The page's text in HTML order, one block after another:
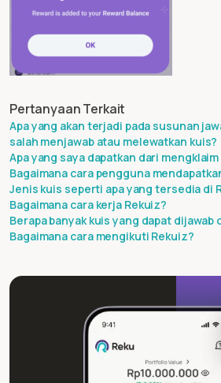
Pertanyaan Terkait
Apa yang akan terjadi pada susunan
salah menjawab atau melewatkan kuis?
Apa yang saya dapatkan dari
Bagaimana cara pengguna
Jenis kuis seperti apa yang tersedia di
Bagaimana cara kerja Rekuiz?
Berapa banyak kuis yang dapat dijawab
Bagaimana cara mengikuti Rekuiz?